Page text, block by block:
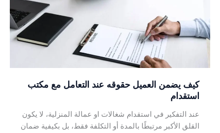
كيف يضمن العميل حقوقه عند التعامل مع مكتب
استقدام
عند التفكير في استقدام شغالات او عمالة المنزلية، لا يكون
القلق الأكبر مرتبطًا بالمدة أو التكلفة فقط، بل بكيفية ضمان
التعامل
مع